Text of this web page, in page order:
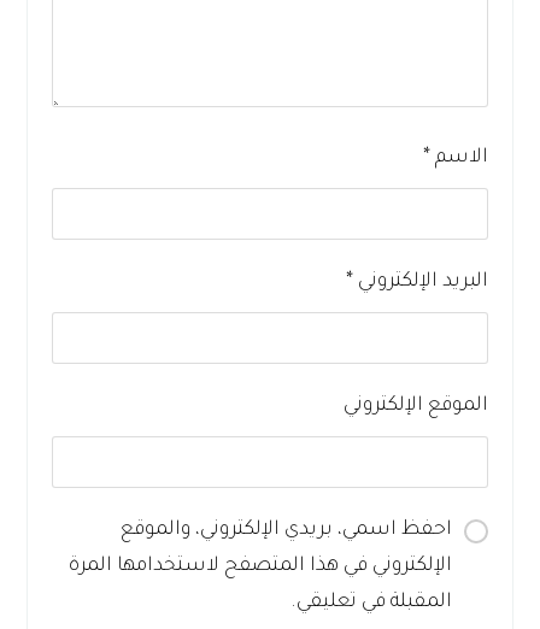
الاسم*
البريد الإلكتروني*
الموقع الإلكتروني
احفظ اسمي، بريدي الإلكتروني، والموقع
الإلكتروني في هذا المتصفح لاستخدامها المرة
المقبلة في تعليقي.